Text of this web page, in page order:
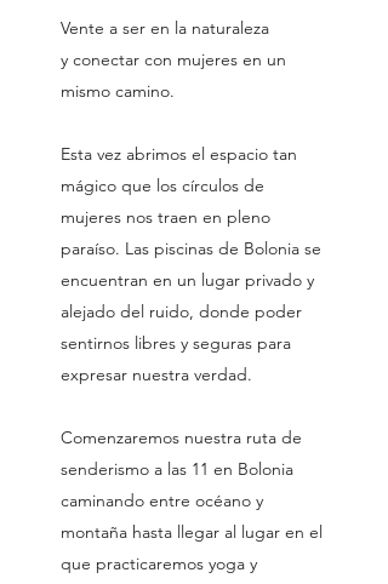
Vente a ser en la naturaleza
y conectar con mujeres en un
mismo camino.
Esta vez abrimos el espacio tan
mágico que los círculos de
mujeres nos traen en pleno
paraíso. Las piscinas de Bolonia se
encuentran en un lugar privado y
alejado del ruido, donde poder
sentirnos libres y seguras para
expresar nuestra verdad.
Comenzaremos nuestra ruta de
senderismo a las 11 en Bolonia
caminando entre océano y
montaña hasta llegar al lugar en el
que practicaremos yoga y